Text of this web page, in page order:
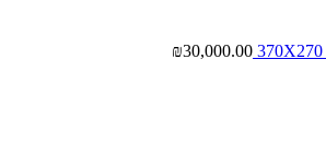
₪30,000.00